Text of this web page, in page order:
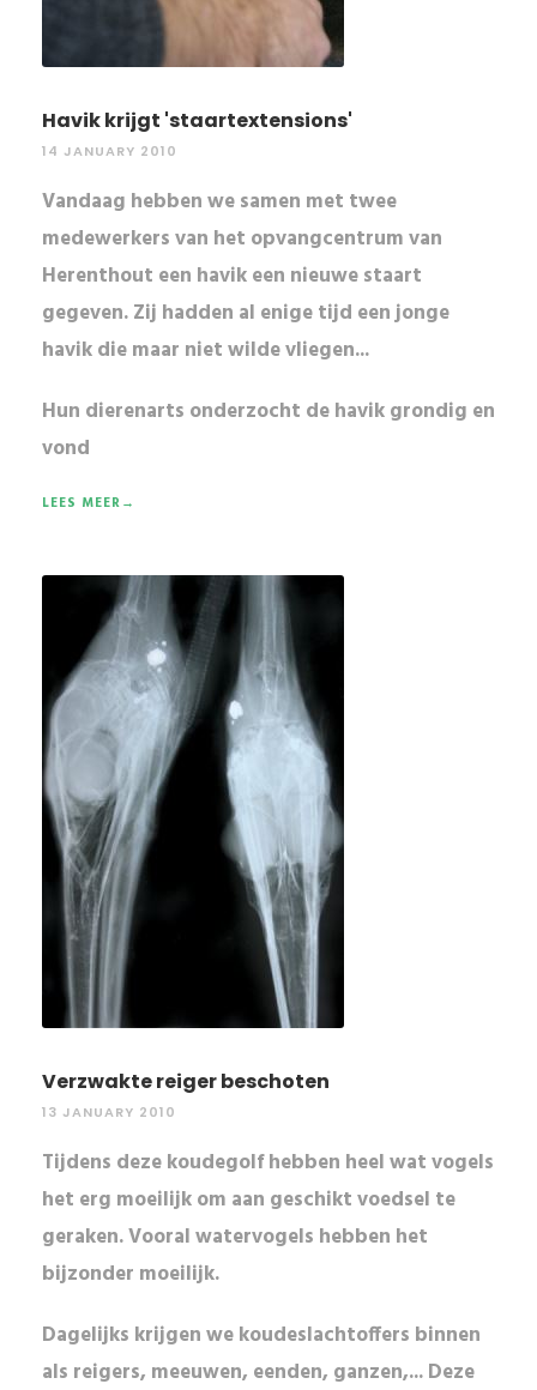
Havik krijgt 'staartextensions'
14 JANUARY 2010
Vandaag hebben we samen met twee
medewerkers van het opvangcentrum van
Herenthout een havik een nieuwe staart
gegeven. Zij hadden al enige tijd een jonge
havik die maar niet wilde vliegen...
Hun dierenarts onderzocht de havik grondig en
vond
LEES MEER→
Verzwakte reiger beschoten
13 JANUARY 2010
Tijdens deze koudegolf hebben heel wat vogels
het erg moeilijk om aan geschikt voedsel te
geraken. Vooral watervogels hebben het
bijzonder moeilijk.
Dagelijks krijgen we koudeslachtoffers binnen
als reigers, meeuwen, eenden, ganzen,... Deze